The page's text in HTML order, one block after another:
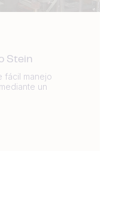
Stein
fácil manejo
un